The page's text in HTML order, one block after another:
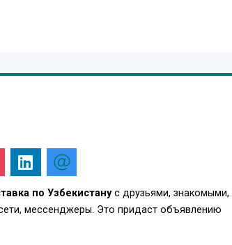
по Узбекистанус друзьями, знакомыми,
мессенджеры. Это придаст объявлению